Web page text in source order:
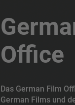
Office
Das German Film
German Films und